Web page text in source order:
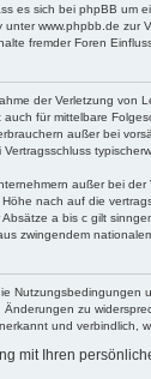
es sich bei phpBB um
unter www.phpbb.de zur
fremder Foren
der Verletzung von
für mittelbare
außer bei
außer bei
nach auf die
a bis c gilt
zwingendem
Nutzungsbedingungen
zu
und verbindlich,
mit Ihren